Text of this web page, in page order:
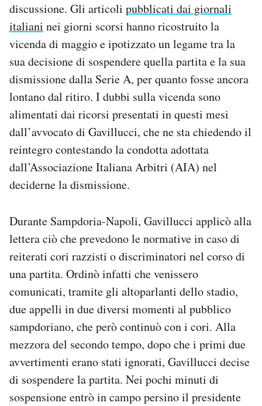
discussione. Gli articoli pubblicati dai giornali
italiani nei giorni scorsi hanno ricostruito la
vicenda di maggio e ipotizzato un legame tra la
sua decisione di sospendere quella partita e la sua
dismissione dalla Serie A, per quanto fosse ancora
lontano dal ritiro. I dubbi sulla vicenda sono
alimentati dai ricorsi presentati in questi mesi
dall’avvocato di Gavillucci, che ne sta chiedendo il
reintegro contestando la condotta adottata
dall’Associazione Italiana Arbitri (AIA) nel
deciderne la dismissione.
Durante Sampdoria-Napoli, Gavillucci applicò alla
lettera ciò che prevedono le normative in caso di
reiterati cori razzisti o discriminatori nel corso di
una partita. Ordinò infatti che venissero
comunicati, tramite gli altoparlanti dello stadio,
due appelli in due diversi momenti al pubblico
sampdoriano, che però continuò con i cori. Alla
mezzora del secondo tempo, dopo che i primi due
avvertimenti erano stati ignorati, Gavillucci decise
di sospendere la partita. Nei pochi minuti di
sospensione entrò in campo persino il presidente